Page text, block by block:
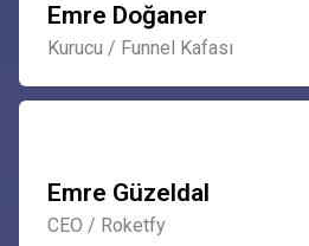
Emre Doğaner
Kurucu / Funnel Kafası
Emre Güzeldal
CEO / Roketfy